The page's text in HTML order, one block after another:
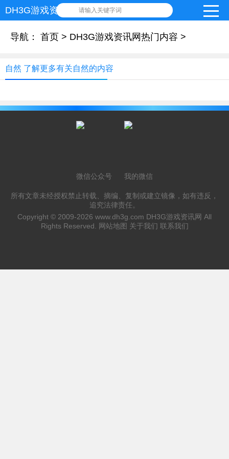
DH3G游戏资讯网 请输入关键字词
导航： 首页 > DH3G游戏资讯网热门内容 >
自然 了解更多有关自然的内容
微信公众号 我的微信
所有文章未经授权禁止转载、摘编、复制或建立镜像，如有违反，
追究法律责任。
Copyright © 2009-2026 www.dh3g.com DH3G游戏资讯网 All
Rights Reserved.
网站地图 关于我们 联系我们